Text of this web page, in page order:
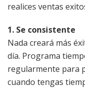
realices ventas
1. Se consistente
Nada creará más
día. Programa
regularmente para
cuando tengas